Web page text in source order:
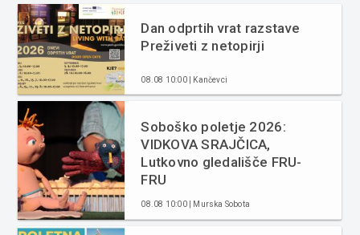
Dan odprtih vrat razstave
Preživeti z netopirji
08.08 10:00 | Kančevci
Soboško poletje 2026:
VIDKOVA SRAJČICA,
Lutkovno gledališče FRU-
FRU
08.08 10:00 | Murska Sobota